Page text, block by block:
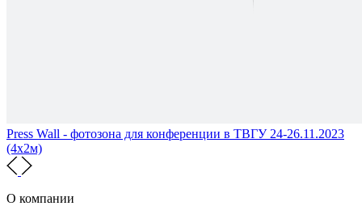
Press Wall - фотозона для конференции в ТВГУ 24-26.11.2023
(4х2м)
О компании